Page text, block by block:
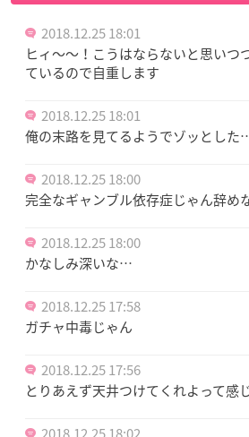
2018.12.25 18:01
ヒィ〜〜！こうはならないと思いつ
ているので自重します
2018.12.25 18:01
俺の末路を見てるようでゾッとし
2018.12.25 18:00
完全なギャンブル依存症じゃん辞
2018.12.25 18:00
かなしみ深いな…
2018.12.25 17:58
ガチャ中毒じゃん
2018.12.25 17:56
とりあえず天井つけてくれよって感
2018.12.25 18:02